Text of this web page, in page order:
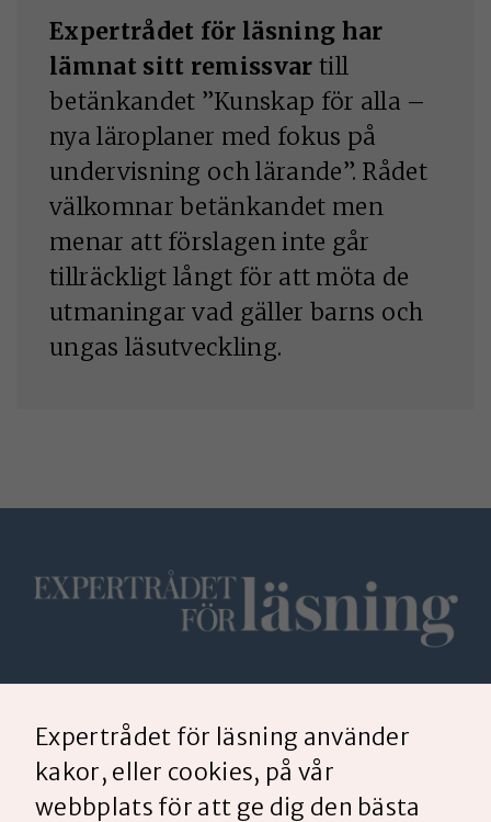
Expertrådet för läsning har
lämnat sitt remissvar till
betänkandet ”Kunskap för alla –
nya läroplaner med fokus på
undervisning och lärande”. Rådet
välkomnar betänkandet men
menar att förslagen inte går
tillräckligt långt för att möta de
utmaningar vad gäller barns och
ungas läsutveckling.
utvalda lärare, förskollärare och forskare,
initierat av
och Sveriges Lärare
Expertrådet för läsning
Expertrådet för läsning använder
kakor, eller cookies, på vår
webbplats för att ge dig den bästa
webbplatsen.
att tillåta sådana
kakor ökar du
möjligheterna till
personligt anpassat
innehåll och
erbjudanden.